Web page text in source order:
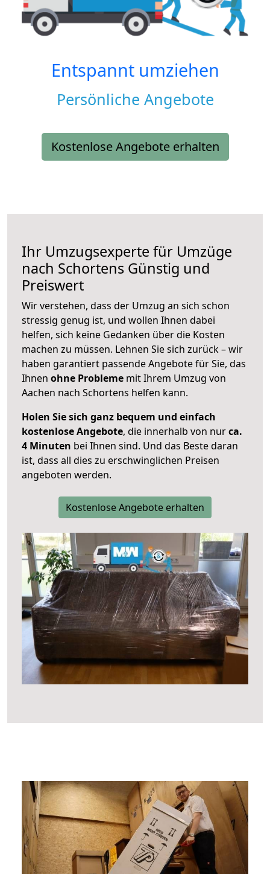
Entspannt umziehen
Persönliche Angebote
Kostenlose Angebote erhalten
Ihr Umzugsexperte für Umzüge
nach Schortens Günstig und
Preiswert
Wir verstehen, dass der Umzug an sich schon
stressig genug ist, und wollen Ihnen dabei
helfen, sich keine Gedanken über die Kosten
machen zu müssen. Lehnen Sie sich zurück – wir
haben garantiert passende Angebote für Sie, das
Ihnen ohne Probleme mit Ihrem Umzug von
Aachen nach Schortens helfen kann.
Holen Sie sich ganz bequem und einfach
kostenlose Angebote, die innerhalb von nurca.
4 Minuten bei Ihnen sind. Und das Beste daran
ist, dass all dies zu erschwinglichen Preisen
angeboten werden.
Kostenlose Angebote erhalten